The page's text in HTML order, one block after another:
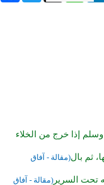
إذا خرج من الخلاء
ثم بال(مقالة - آفاق
تحت السرير (مقالة - آفاق